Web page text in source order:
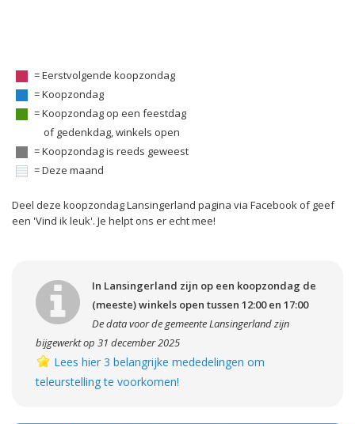
= Eerstvolgende koopzondag
= Koopzondag
= Koopzondag op een feestdag
of gedenkdag, winkels open
= Koopzondag is reeds geweest
= Deze maand
Deel deze koopzondag Lansingerland pagina via Facebook of geef
een 'Vind ik leuk'. Je helpt ons er echt mee!
In Lansingerland zijn op een koopzondag de
(meeste) winkels open tussen 12:00 en 17:00
De data voor de gemeente Lansingerland zijn
bijgewerkt op 31 december 2025
Lees hier 3 belangrijke mededelingen om
teleurstelling te voorkomen!